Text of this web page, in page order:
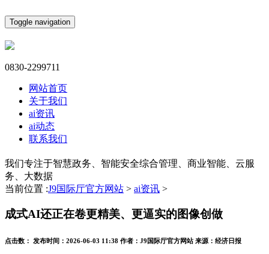
Toggle navigation
0830-2299711
网站首页
关于我们
ai资讯
ai动态
联系我们
我们专注于智慧政务、智能安全综合管理、商业智能、云服
务、大数据
当前位置 :J9国际厅官方网站 > ai资讯 >
成式AI还正在卷更精美、更逼实的图像创做
点击数： 发布时间： 2026-06-03 11:38 作者： J9国际厅官方网站 来源： 经济日报